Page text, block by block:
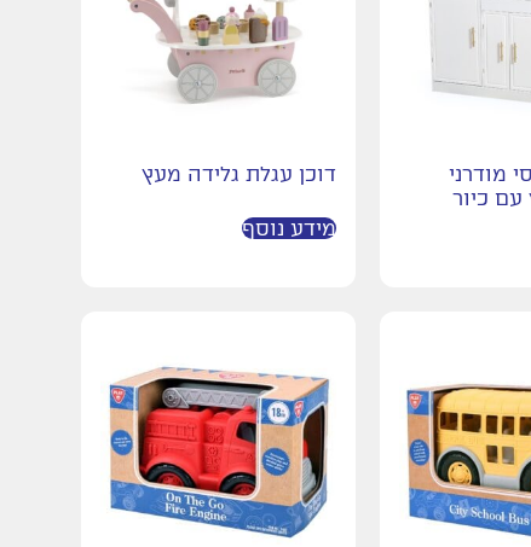
מודרני
עם כיור
דוכן עגלת גלידה מעץ
מידע נוסף